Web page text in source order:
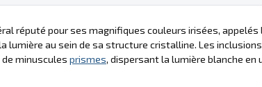
réputé pour ses magnifiques couleurs irisées,
lumière au sein de sa structure cristalline. Les
minuscules prismes, dispersant la lumière blanche